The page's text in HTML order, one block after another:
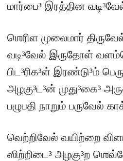
மார்பை³ இரத்தின
ஶெரிள முலைமார்
வடி³வேல் இருதோள்
பிட³ரிக³ள் இரண்டு³ம்
அழகு³ட³ன் முது³கை³
பழுபதி நாறும் பருவேல்
வெற்றிவேல் வயிற்றை
ஸிற்றிடை³ அழகு³ற